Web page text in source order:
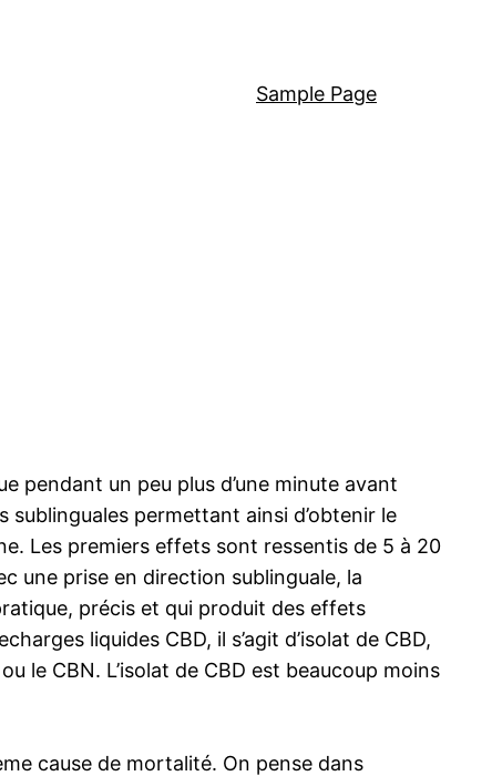
Sample Page
pendant un peu plus d’une minute avant
sublinguales permettant ainsi d’obtenir le
Les premiers effets sont ressentis de 5 à 20
une prise en direction sublinguale, la
précis et qui produit des effets
liquides CBD, il s’agit d’isolat de CBD,
le CBN. L’isolat de CBD est beaucoup moins
cause de mortalité. On pense dans